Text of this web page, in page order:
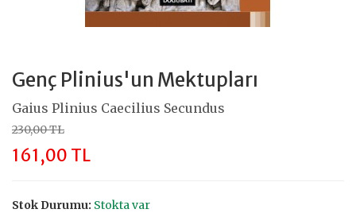
Genç Plinius'un Mektupları
Gaius Plinius Caecilius Secundus
230,00 TL
161,00 TL
Stok Durumu: Stokta var